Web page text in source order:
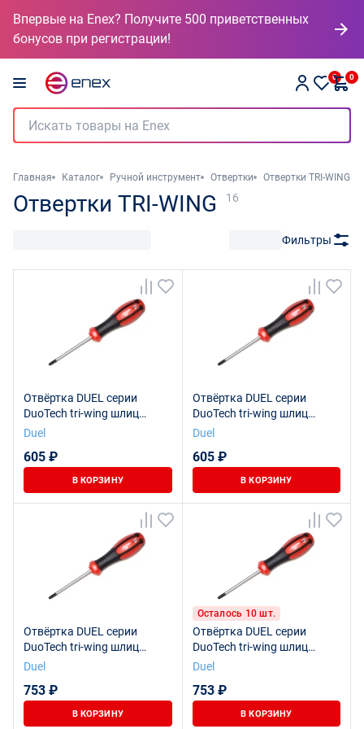
Впервые на Enex? Получите 500 приветственных
бонусов при регистрации!
0 0
Главная Каталог Ручной инструмент Отвертки Отвертки TRI-WING
Отвертки TRI-WING 16
Фильтры
Отвёртка DUEL серии
DuoTech tri-wing шлиц
Tw3x80 мм, длина 165мм,
Duel
605 ₽
В КОРЗИНУ
Отвёртка DUEL серии
DuoTech tri-wing шлиц
Tw2x80 мм, длина 165мм,
Duel
605 ₽
В КОРЗИНУ
Отвёртка DUEL серии
DuoTech tri-wing шлиц
Tw4x100 мм, длина 185мм,
Duel
753 ₽
В КОРЗИНУ
Осталось 10 шт.
Отвёртка DUEL серии
DuoTech tri-wing шлиц
Tw5x100 мм, длина 185мм,
Duel
753 ₽
В КОРЗИНУ